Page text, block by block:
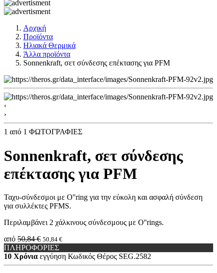
Αρχική
Προϊόντα
Ηλιακά Θερμικά
Άλλα προϊόντα
Sonnenkraft, σετ σύνδεσης επέκτασης για PFM
‹
›
1 από 1 ΦΩΤΟΓΡΑΦΙΕΣ
Sonnenkraft, σετ σύνδεσης
επέκτασης για PFM
Ταχυ-σύνδεσμοι με O''ring για την εύκολη και ασφαλή σύνδεση
για συλλέκτες PFMS.
Περιλαμβάνει 2 χάλκινους σύνδεσμους με O''rings.
από 50,84 € 50,84 €
ΠΛΗΡΟΦΟΡΙΕΣ
10 Χρόνια εγγύηση Κωδικός Θέρος SEG.2582